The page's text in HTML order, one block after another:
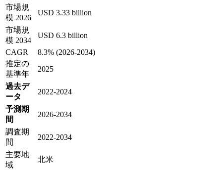
市場規
模 2026
USD 3.33 billion
市場規
模 2034
USD 6.3 billion
CAGR
8.3% (2026-2034)
推定の
基準年
2025
過去デ
ータ
2022-2024
予測期
間
2026-2034
調査期
間
2022-2034
主要地
域
北米